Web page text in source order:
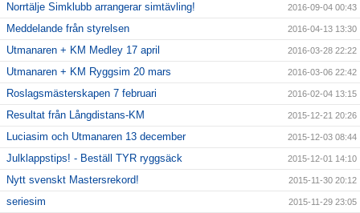
Norrtälje Simklubb arrangerar simtävling! 2016-09-04 00:43
Meddelande från styrelsen 2016-04-13 13:30
Utmanaren + KM Medley 17 april 2016-03-28 22:22
Utmanaren + KM Ryggsim 20 mars 2016-03-06 22:42
Roslagsmästerskapen 7 februari 2016-02-04 13:15
Resultat från Långdistans-KM 2015-12-21 20:26
Luciasim och Utmanaren 13 december 2015-12-03 08:44
Julklappstips! - Beställ TYR ryggsäck 2015-12-01 14:10
Nytt svenskt Mastersrekord! 2015-11-30 20:12
seriesim 2015-11-29 23:05